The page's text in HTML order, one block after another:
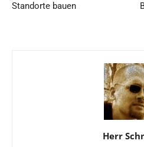
Standorte bauen
Herr